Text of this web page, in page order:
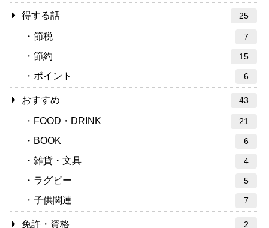
得する話 25
節税 7
節約 15
ポイント 6
おすすめ 43
FOOD・DRINK 21
BOOK 6
雑貨・文具 4
ラグビー 5
子供関連 7
免許・資格 2